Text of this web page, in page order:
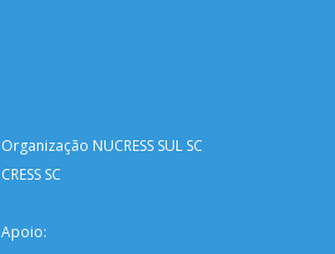
Organização NUCRESS SUL SC
CRESS SC
Apoio: